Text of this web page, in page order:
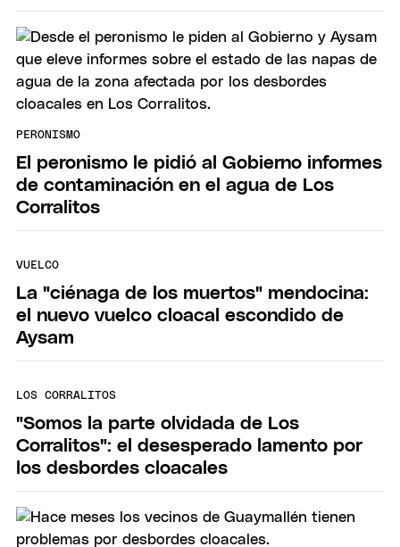
PERONISMO
El peronismo le pidió al Gobierno informes
de contaminación en el agua de Los
Corralitos
VUELCO
La "ciénaga de los muertos" mendocina:
el nuevo vuelco cloacal escondido de
Aysam
LOS CORRALITOS
"Somos la parte olvidada de Los
Corralitos": el desesperado lamento por
los desbordes cloacales